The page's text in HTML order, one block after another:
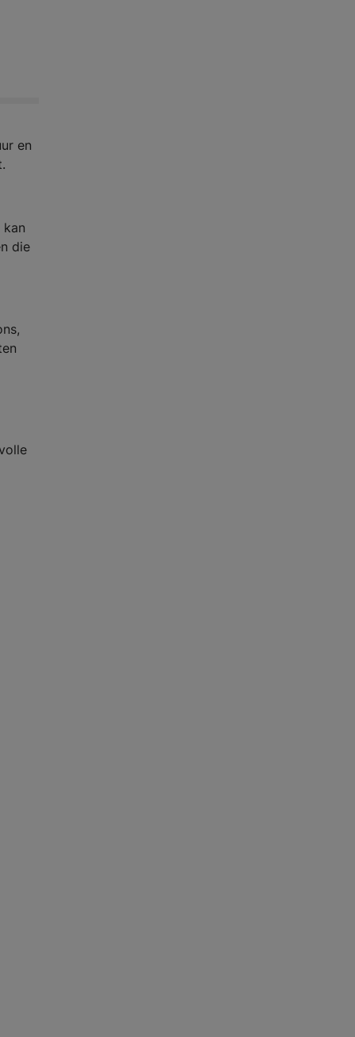
en
die